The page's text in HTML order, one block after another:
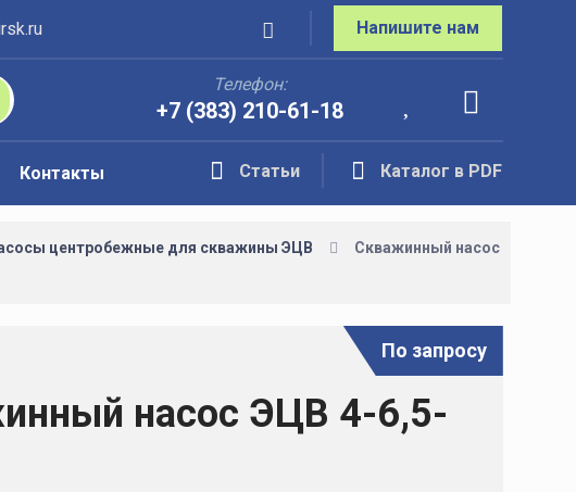
Напишите нам
Телефон:
+7 (383) 210-61-18
Контакты Каталог в PDF
Статьи
центробежные для скважины ЭЦВ
Скважинный насос
насос ЭЦВ 4-6,5-
По запросу